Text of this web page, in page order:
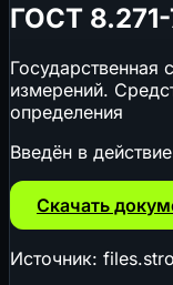
ГОСТ
Государственная
измерений.
определения
Введён в
Скачать
Источник: